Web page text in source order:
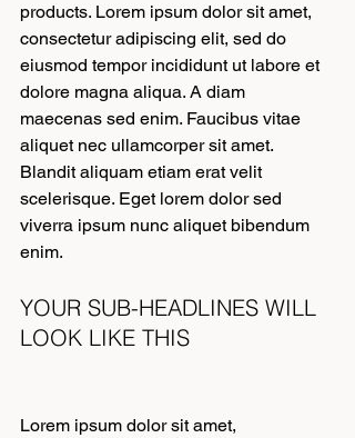
products. Lorem ipsum dolor sit amet,
consectetur adipiscing elit, sed do
eiusmod tempor incididunt ut labore et
dolore magna aliqua. A diam
maecenas sed enim. Faucibus vitae
aliquet nec ullamcorper sit amet.
Blandit aliquam etiam erat velit
scelerisque. Eget lorem dolor sed
viverra ipsum nunc aliquet bibendum
enim.
YOUR SUB-HEADLINES WILL
LOOK LIKE THIS
Lorem ipsum dolor sit amet,